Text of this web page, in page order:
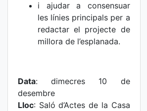
i ajudar a consensuar
les línies principals per a
redactar el projecte de
millora de l’esplanada.
Data: dimecres 10 de
desembre
Lloc: Saló d’Actes de la Casa